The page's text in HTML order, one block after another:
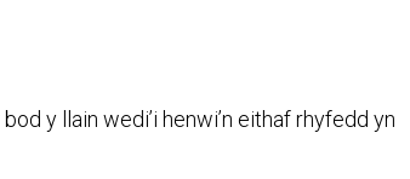
y llain wedi’i henwi’n eithaf rhyfedd yn